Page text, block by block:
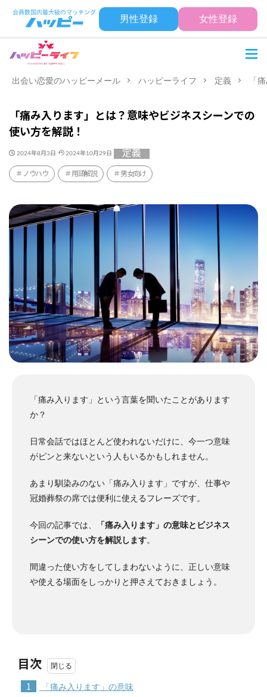
男性登録 女性登録
出会い恋愛のハッピーメール ハッピーライフ 定義 「
「痛み入ります」とは？意味やビジネスシーンでの
使い方を解説！
2024年8月3日 2024年10月29日 定義
ノウハウ 用語解説 男女向け
「痛み入ります」という言葉を聞いたことがあります
か？
日常会話ではほとんど使われないだけに、今一つ意味
がピンと来ないという人もいるかもしれません。
あまり馴染みのない「痛み入ります」ですが、仕事や
冠婚葬祭の席では便利に使えるフレーズです。
今回の記事では、
「痛み入ります」の意味とビジネス
シーンでの使い方を解説します。
間違った使い方をしてしまわないように、正しい意味
や使える場面をしっかりと押さえておきましょう。
目次
1 「痛み入ります」の意味